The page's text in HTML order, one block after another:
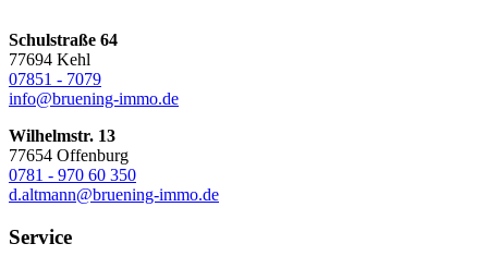
Schulstraße 64
77694 Kehl
07851 - 7079
info@bruening-immo.de
Wilhelmstr. 13
77654 Offenburg
0781 - 970 60 350
d.altmann@bruening-immo.de
Service